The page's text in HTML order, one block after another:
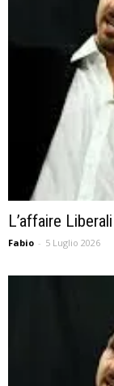
L’affaire Liberali
Fabio - 5 Luglio 2026